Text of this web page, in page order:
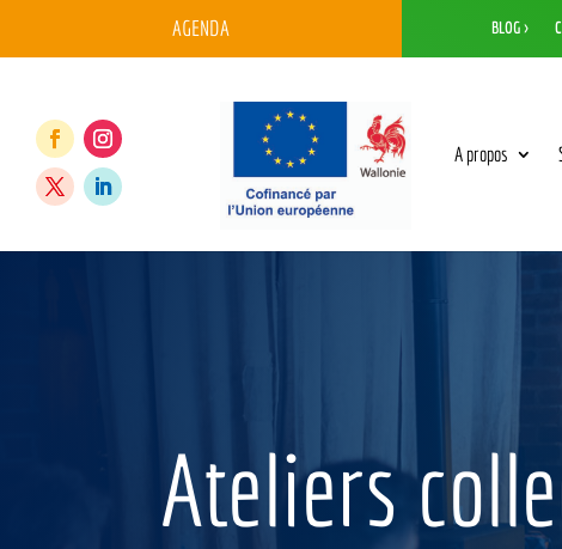
AGENDA BLOG >
A propos
Ateliers